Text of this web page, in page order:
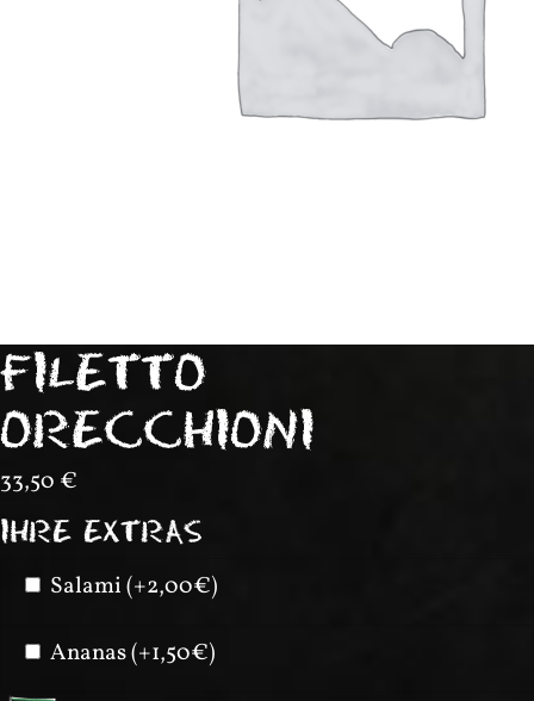
FILETTO
ORECCHIONI
33,50 €
IHRE EXTRAS
Salami (+2,00€)
Ananas (+1,50€)